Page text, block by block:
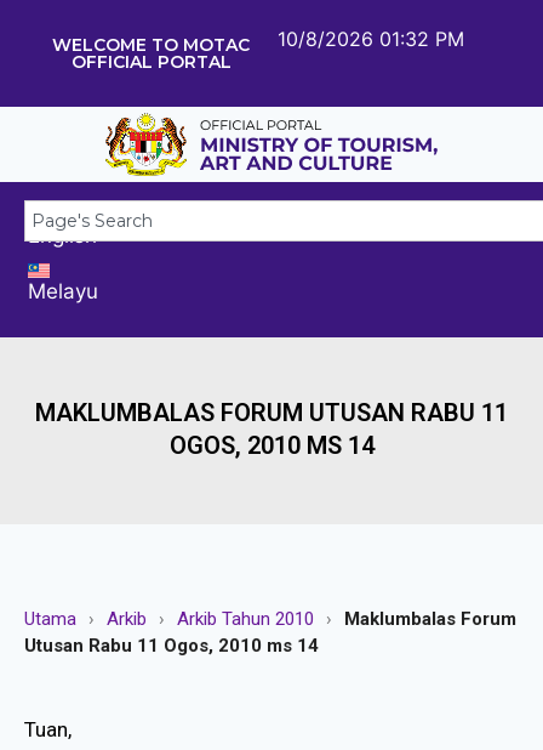
WELCOME TO MOTAC
OFFICIAL PORTAL
10/8/2026 01:32 PM
English
Melayu
MAKLUMBALAS FORUM UTUSAN RABU 11
OGOS, 2010 MS 14
Utama › Arkib › Arkib Tahun 2010 ›
Maklumbalas Forum
Utusan Rabu 11 Ogos, 2010 ms 14
Tuan,